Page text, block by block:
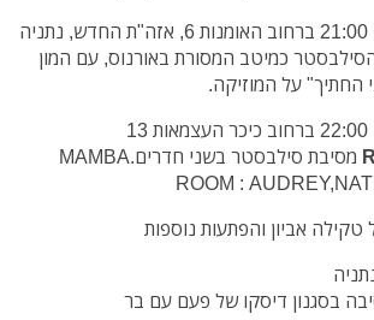
כמיטב המסורת באורנוס, עם המון
החתיך" על המוזיקה.
מסיבת סילבסטר בשני חדרים.MAMBA
ROOM :
בסגנון דיסקו של פעם עם בר